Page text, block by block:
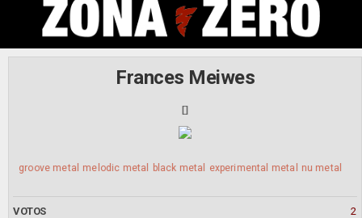
CONTENIDO
Frances Meiwes
[]
groove metal melodic metal black metal experimental metal nu metal
VOTOS 2